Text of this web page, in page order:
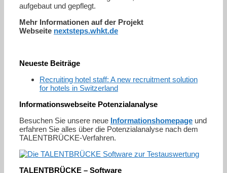
aufgebaut und gepflegt.
Mehr Informationen auf der Projekt
Webseite nextsteps.whkt.de
Neueste Beiträge
Recruiting hotel staff: A new recruitment solution
for hotels in Switzerland
Informationswebseite Potenzialanalyse
Besuchen Sie unsere neue Informationshomepage und
erfahren Sie alles über die Potenzialanalyse nach dem
TALENTBRÜCKE-Verfahren.
TALENTBRÜCKE – Software